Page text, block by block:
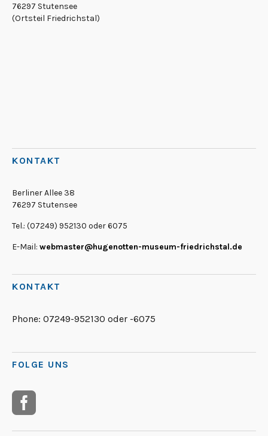
76297 Stutensee
(Ortsteil Friedrichstal)
KONTAKT
Berliner Allee 38
76297 Stutensee
Tel.: (07249) 952130 oder 6075
E-Mail: webmaster@hugenotten-museum-friedrichstal.de
KONTAKT
Phone: 07249-952130 oder -6075
FOLGE UNS